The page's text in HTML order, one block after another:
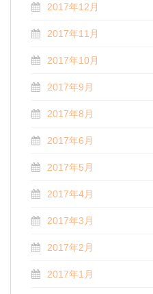
2017年12月
2017年11月
2017年10月
2017年9月
2017年8月
2017年6月
2017年5月
2017年4月
2017年3月
2017年2月
2017年1月